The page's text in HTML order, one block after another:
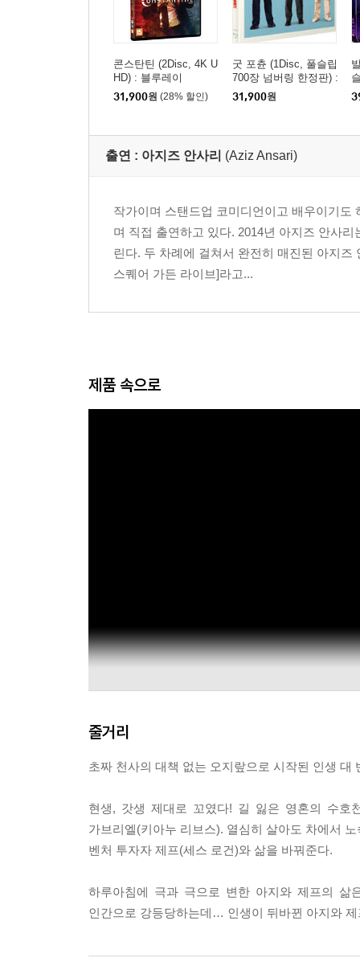
콘스탄틴 (2Disc, 4K U
HD) : 블루레이
31,900원 (28% 할인)
굿 포츈 (1Disc, 풀슬립
700장 넘버링 한정판) :
블루레이
31,900원
출연 : 아지즈 안사리 (Aziz Ansari)
작가이며 스탠드업 코미디언이고 배우이기도
며 직접 출연하고 있다. 2014년 아지즈 안사
린다. 두 차례에 걸쳐서 완전히 매진된 아지
스퀘어 가든 라이브]라고...
제품 속으로
Noori Kr
줄거리
초짜 천사의 대책 없는 오지랖으로 시작된 인생 대
현생, 갓생 제대로 꼬였다! 길 잃은 영혼의 수호
가브리엘(키아누 리브스). 열심히 살아도 차에서
벤처 투자자 제프(세스 로건)와 삶을 바꿔준다.
하루아침에 극과 극으로 변한 아지와 제프의 삶
인간으로 강등당하는데… 인생이 뒤바뀐 아지와